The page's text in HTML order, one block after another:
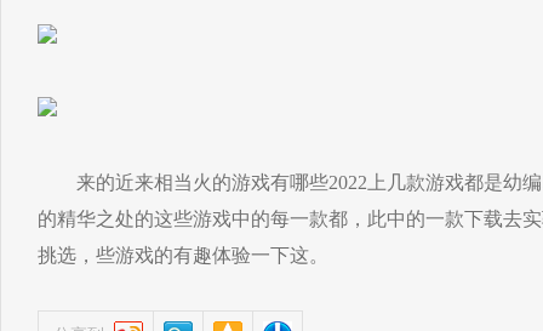
来的近来相当火的游戏有哪些2022上几款游戏都是幼编
的精华之处的这些游戏中的每一款都，此中的一款下载去
挑选，些游戏的有趣体验一下这。